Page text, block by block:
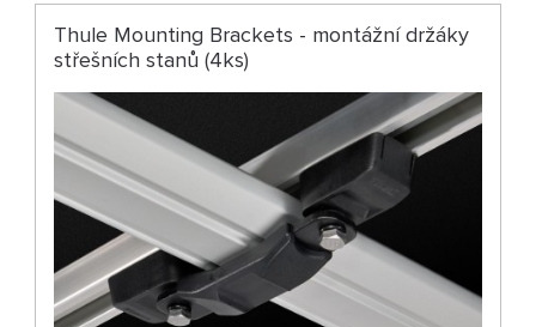
Thule Mounting Brackets - montážní držáky
střešních stanů (4ks)